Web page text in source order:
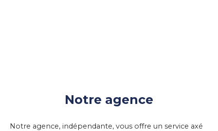
Notre agence
Notre agence, indépendante, vous offre un service axé